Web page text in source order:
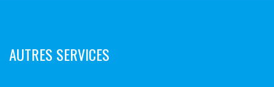
AUTRES SERVICES